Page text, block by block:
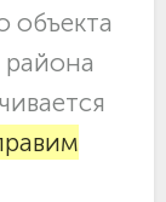
объекта
района